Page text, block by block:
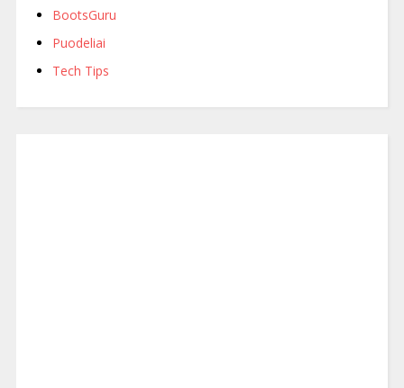
BootsGuru
Puodeliai
Tech Tips